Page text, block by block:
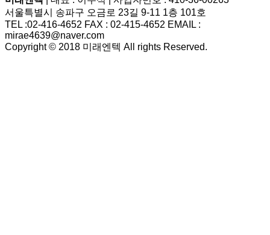
서울특별시 송파구 오금로 23길 9-11 1층 101호
TEL :02-416-4652 FAX : 02-415-4652 EMAIL :
mirae4639@naver.com
Copyright © 2018 미래엔텍 All rights Reserved.